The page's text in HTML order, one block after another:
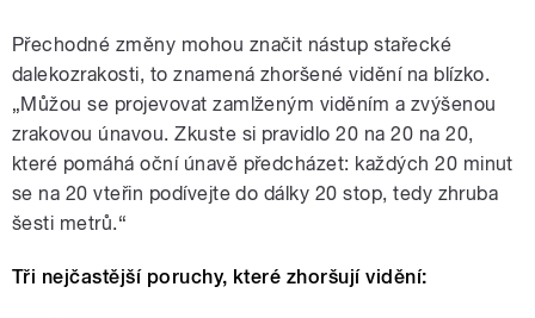
Přechodné změny mohou značit nástup stařecké
dalekozrakosti, to znamená zhoršené vidění na blízko.
„Můžou se projevovat zamlženým viděním a zvýšenou
zrakovou únavou. Zkuste si pravidlo 20 na 20 na 20,
které pomáhá oční únavě předcházet: každých 20 minut
se na 20 vteřin podívejte do dálky 20 stop, tedy zhruba
šesti metrů.“
Tři nejčastější poruchy, které zhoršují vidění: